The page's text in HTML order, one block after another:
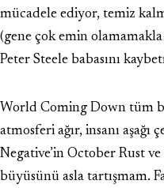
mücadele ediyor, temiz
(gene çok emin
Peter Steele babasını
World Coming Down tüm
atmosferi ağır, insanı
Negative’in October Rust
büyüsünü asla tartışmam.